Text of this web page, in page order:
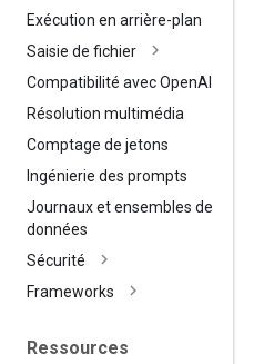
Exécution en arrière-plan
Saisie de fichier
Compatibilité avec OpenAI
Résolution multimédia
Comptage de jetons
Ingénierie des prompts
Journaux et ensembles de
données
Sécurité
Frameworks
Ressources